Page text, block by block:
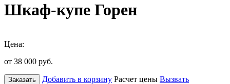
Шкаф-купе Горен
Цена:
от 38 000 руб.
Заказать Добавить в корзину Расчет цены Вызвать